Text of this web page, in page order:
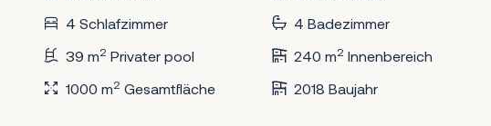
4 Schlafzimmer
4 Badezimmer
39 m2 Privater pool 240 m2 Innenbereich
1000 m2 Gesamtfläche 2018 Baujahr